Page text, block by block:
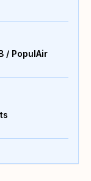
/ PopulAir